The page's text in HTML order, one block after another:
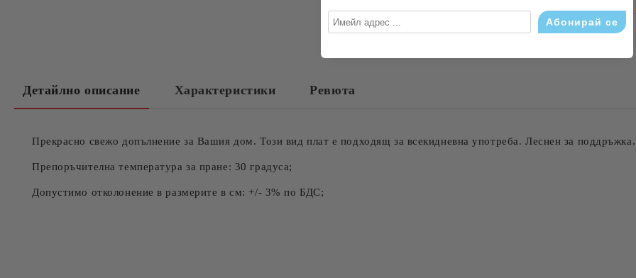
САМО ПОПЪЛНЕТЕ 4 ПОЛЕТА
Детайлно описание Характеристики Ревюта
Прекрасно свежо допълнение за Вашия дом. Този вид плат е подходящ за всекидневна употреба. Леснен за поддръжка.
Препоръчителна температура за пране: 30 градуса;
Допустимо отколонение в размерите в см: +/- 3% по БДС;